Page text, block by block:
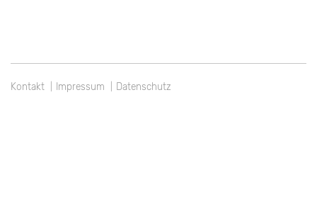
Kontakt Impressum Datenschutz